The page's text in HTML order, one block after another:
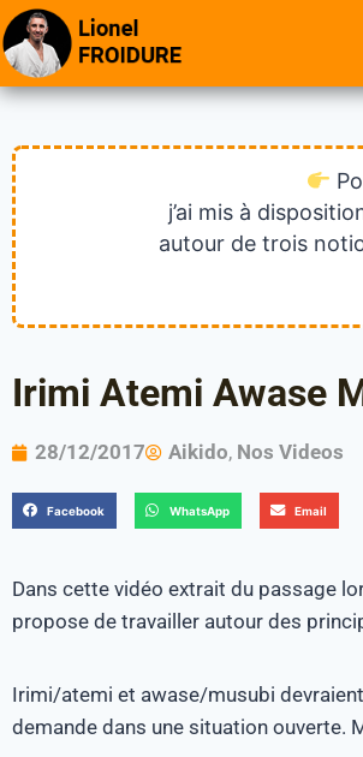
j’ai mis à
autour de trois
Irimi Atemi Awase
28/12/2017 Aikido, Nos Videos
Facebook WhatsApp Email
Dans cette vidéo extrait du passage
propose de travailler autour des
Irimi/atemi et awase/musubi
demande dans une situation ouverte.